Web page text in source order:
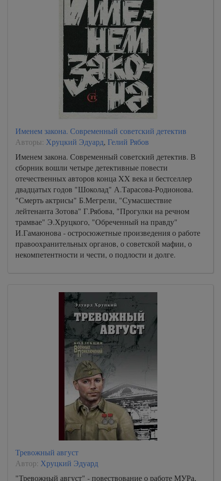
Именем закона. Современный советский детектив
Авторы: Хруцкий Эдуард, Гелий Рябов
Именем закона. Современный советский детектив. В
сборник вошли четыре детективные повести
отечественных авторов конца XX века и бестселлер
двадцатых годов "Шоколад" А.Тарасова-Родионова.
"Смерть актрисы" Б.Мегрели, "Сумасшествие
лейтенанта Зотова" Г.Рябова, "Прогулки на речном
трамвае" Э.Хруцкого, "Обреченный на правду"
И.Гамаюнова - остросюжетные произведения о работе
правоохранительных органов, о советской мафии, о
некомпетентности и чести, о подлости и долге.
Тревожный август
Автор: Хруцкий Эдуард
"Тревожный август" - повествование о работе МУРа,